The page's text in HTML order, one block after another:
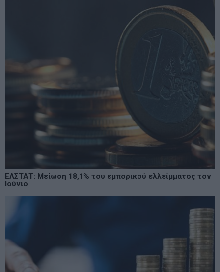
ΕΛΣΤΑΤ: Μείωση 18,1% του εμπορικού ελλείμματος τον
Ιούνιο